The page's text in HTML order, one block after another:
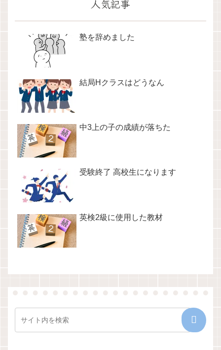
人気記事
塾を辞めました
結局Hクラスはどうなん
中3上の子の成績が落ちた
受験終了 高校生になります
英検2級に使用した教材